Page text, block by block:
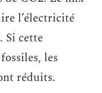
l’électricité
Si cette
les
réduits.